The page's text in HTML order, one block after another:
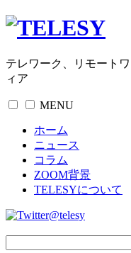
テレワーク、リモート
ィア
MENU
ホーム
ニュース
コラム
ZOOM背景
TELESYについて
@telesy